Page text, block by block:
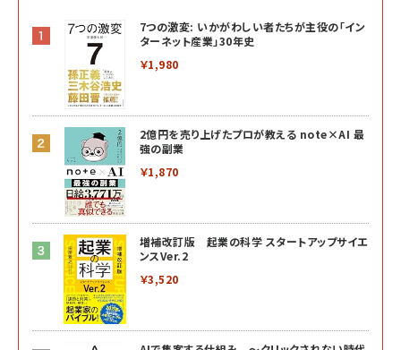
7つの激変: いかがわしい者たちが主役の「イン
ターネット産業」30年史
￥1,980
2億円を売り上げたプロが教える note×AI 最
強の副業
￥1,870
増補改訂版 起業の科学 スタートアップサイエ
ンスVer.2
￥3,520